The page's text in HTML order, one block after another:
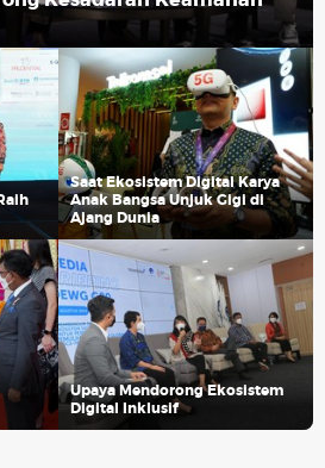
Saat Ekosistem Digital Karya
Anak Bangsa Unjuk Gigi di
Ajang Dunia
Upaya Mendorong Ekosistem
Digital Inklusif